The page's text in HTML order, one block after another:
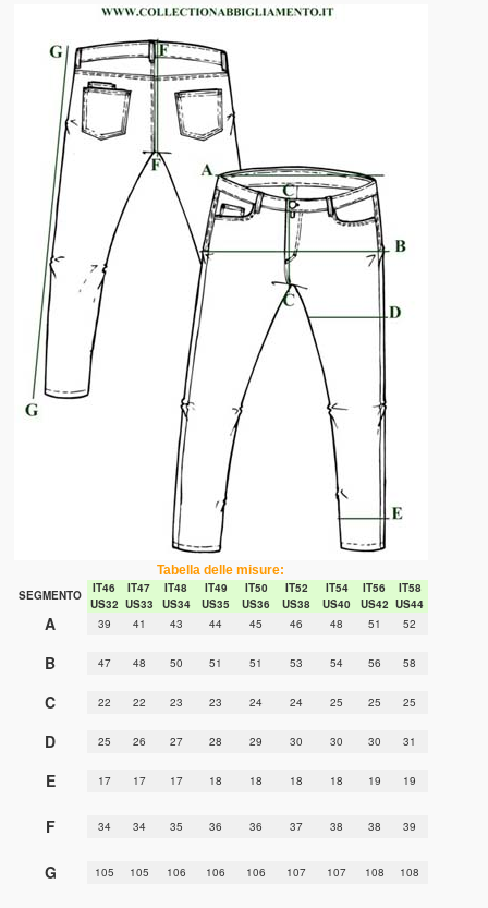
Tabella delle misure:
SEGMENTO
IT46
US32
IT47
US33
IT48
US34
IT49
US35
IT50
US36
IT52
US38
IT54
US40
IT56
US42
IT58
US44
A 39 41 43 44 45 46 48 51 52
B 47 48 50 51 51 53 54 56 58
C 22 22 23 23 24 24 25 25 25
D 25 26 27 28 29 30 30 30 31
E 17 17 17 18 18 18 18 19 19
F 34 34 35 36 36 37 38 38 39
G 105 105 106 106 106 107 107 108 108